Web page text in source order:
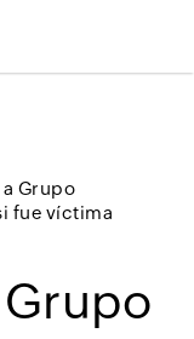
Grupo
fue víctima